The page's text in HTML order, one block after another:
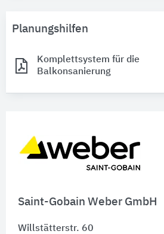
Saint-Gobain Weber GmbH
Willstätterstr. 60
Planungshilfen
Komplettsystem für die
Balkonsanierung